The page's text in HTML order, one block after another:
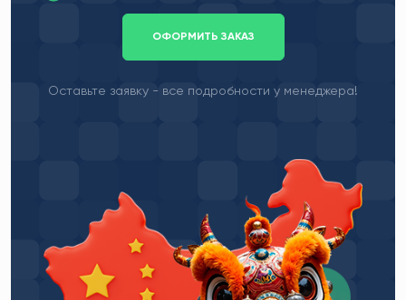
ОФОРМИТЬ ЗАКАЗ
Оставьте заявку - все подробности у менеджера!